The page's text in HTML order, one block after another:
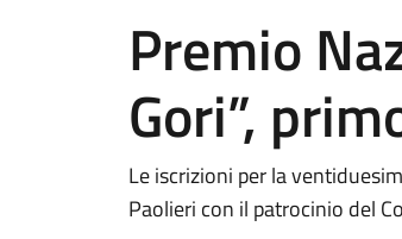
Premio
Gori”,
Le iscrizioni per la
Paolieri con il patrocinio del